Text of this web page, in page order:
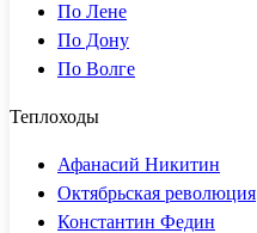
По Лене
По Дону
По Волге
Теплоходы
Афанасий Никитин
Октябрьская революция
Константин Федин